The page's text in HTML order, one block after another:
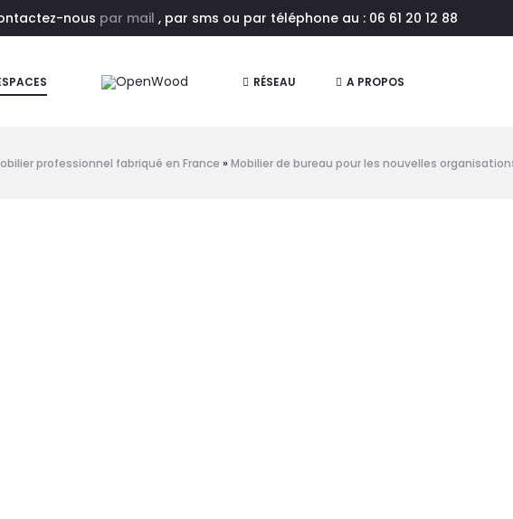
nous par mail , par sms ou par téléphone au : 06 61 20 12 88
RÉSEAU A PROPOS
professionnel fabriqué en France » Mobilier de bureau pour les nouvelles